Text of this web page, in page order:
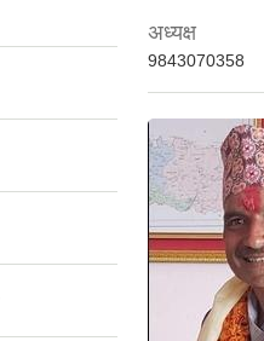
अध्यक्ष
9843070358